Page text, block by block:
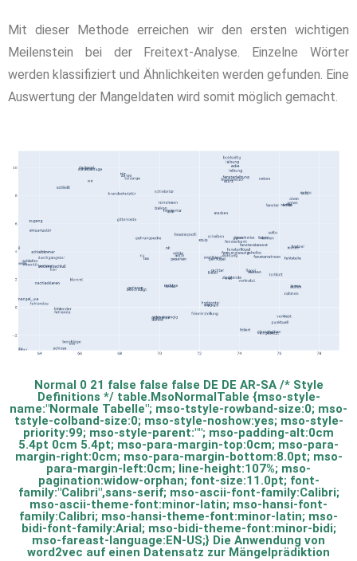
Mit dieser Methode erreichen wir den ersten wichtigen
Meilenstein bei der Freitext-Analyse. Einzelne Wörter
werden klassifiziert und Ähnlichkeiten werden gefunden. Eine
Auswertung der Mangeldaten wird somit möglich gemacht.
Normal 0 21 false false false DE DE AR-SA /* Style
Definitions */ table.MsoNormalTable {mso-style-
name:"Normale Tabelle"; mso-tstyle-rowband-size:0; mso-
tstyle-colband-size:0; mso-style-noshow:yes; mso-style-
priority:99; mso-style-parent:""; mso-padding-alt:0cm
5.4pt 0cm 5.4pt; mso-para-margin-top:0cm; mso-para-
margin-right:0cm; mso-para-margin-bottom:8.0pt; mso-
para-margin-left:0cm; line-height:107%; mso-
pagination:widow-orphan; font-size:11.0pt; font-
family:"Calibri",sans-serif; mso-ascii-font-family:Calibri;
mso-ascii-theme-font:minor-latin; mso-hansi-font-
family:Calibri; mso-hansi-theme-font:minor-latin; mso-
bidi-font-family:Arial; mso-bidi-theme-font:minor-bidi;
mso-fareast-language:EN-US;} Die Anwendung von
word2vec auf einen Datensatz zur Mängelprädiktion